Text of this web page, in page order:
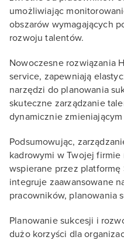
umożliwiając
obszarów wymagających
rozwoju talentów.
Nowoczesne rozwiązania
service, zapewniają
narzędzi do planowania
skuteczne zarządzanie
dynamicznie
Podsumowując,
kadrowymi w Twojej
wspierane przez platformę
integruje zaawansowane
pracowników, planowania
Planowanie sukcesji i
dużo korzyści dla